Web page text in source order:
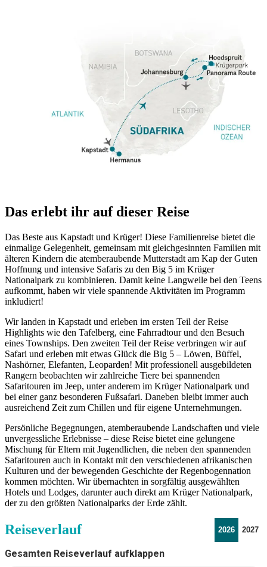
Das erlebt ihr auf dieser Reise
Das Beste aus Kapstadt und Krüger! Diese Familienreise bietet die
einmalige Gelegenheit, gemeinsam mit gleichgesinnten Familien mit
älteren Kindern die atemberaubende Mutterstadt am Kap der Guten
Hoffnung und intensive Safaris zu den Big 5 im Krüger
Nationalpark zu kombinieren. Damit keine Langweile bei den Teens
aufkommt, haben wir viele spannende Aktivitäten im Programm
inkludiert!
Wir landen in Kapstadt und erleben im ersten Teil der Reise
Highlights wie den Tafelberg, eine Fahrradtour und den Besuch
eines Townships. Den zweiten Teil der Reise verbringen wir auf
Safari und erleben mit etwas Glück die Big 5 – Löwen, Büffel,
Nashörner, Elefanten, Leoparden! Mit professionell ausgebildeten
Rangern beobachten wir zahlreiche Tiere bei spannenden
Safaritouren im Jeep, unter anderem im Krüger Nationalpark und
bei einer ganz besonderen Fußsafari. Daneben bleibt immer auch
ausreichend Zeit zum Chillen und für eigene Unternehmungen.
Persönliche Begegnungen, atemberaubende Landschaften und viele
unvergessliche Erlebnisse – diese Reise bietet eine gelungene
Mischung für Eltern mit Jugendlichen, die neben den spannenden
Safaritouren auch in Kontakt mit den verschiedenen afrikanischen
Kulturen und der bewegenden Geschichte der Regenbogennation
kommen möchten. Wir übernachten in sorgfältig ausgewählten
Hotels und Lodges, darunter auch direkt am Krüger Nationalpark,
der zu den größten Nationalparks der Erde zählt.
Reiseverlauf 2026 2027
Gesamten Reiseverlauf aufklappen